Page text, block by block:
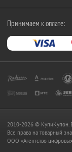
Принимаем к оплате:
2010-2026 © КупиКупон.
Все права на товарный
OOO «Агентство